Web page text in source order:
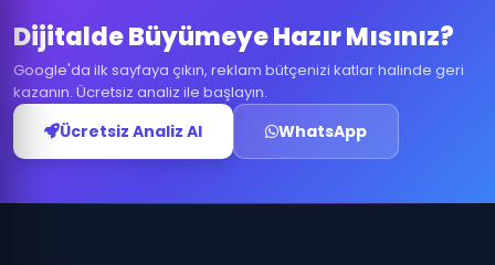
Dijitalde Büyümeye Hazır Mısınız?
Google'da ilk sayfaya çıkın, reklam bütçenizi katlar halinde geri
kazanın. Ücretsiz analiz ile başlayın.
Ücretsiz Analiz Al WhatsApp